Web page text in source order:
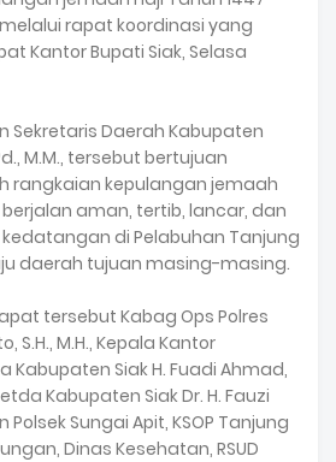
rapat koordinasi yang
Kantor Bupati Siak, Selasa
Sekretaris Daerah Kabupaten
M.M., tersebut bertujuan
rangkaian kepulangan jemaah
aman, tertib, lancar, dan
di Pelabuhan Tanjung
daerah tujuan masing-masing.
tersebut Kabag Ops Polres
S.H., M.H., Kepala Kantor
Kabupaten Siak H. Fuadi Ahmad,
Kabupaten Siak Dr. H. Fauzi
Polsek Sungai Apit, KSOP Tanjung
Dinas Kesehatan, RSUD